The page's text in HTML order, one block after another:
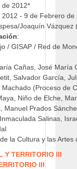
2012*
- 9 de Febrero
Joaquín Vázquez
:
/ GISAP / Red de
Cañas, José María
Salvador García,
(Proceso de
Niño de Elche,
Manuel Prados
Salinas,
la Cultura y las Artes
Y TERRITORIO III
III